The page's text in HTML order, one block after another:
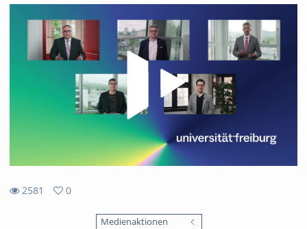
2581
0
Medienaktionen